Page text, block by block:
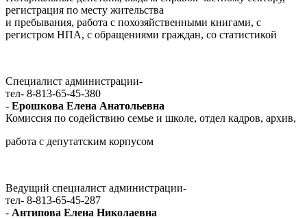
регистрация по месту жительства
и пребывания, работа с похозяйственными книгами, с
регистром НПА, с обращениями граждан, со статистикой
Специалист администрации-
тел- 8-813-65-45-380
- Ерошкова Елена Анатольевна
Комиссия по содействию семье и школе, отдел кадров, архив,
работа с депутатским корпусом
Ведущий специалист администрации-
тел- 8-813-65-45-287
- Антипова Елена Николаевна